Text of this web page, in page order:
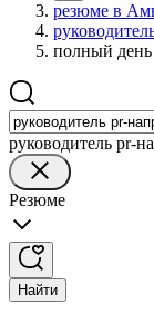
резюме в
полный день
руководитель pr-
Резюме
Найти